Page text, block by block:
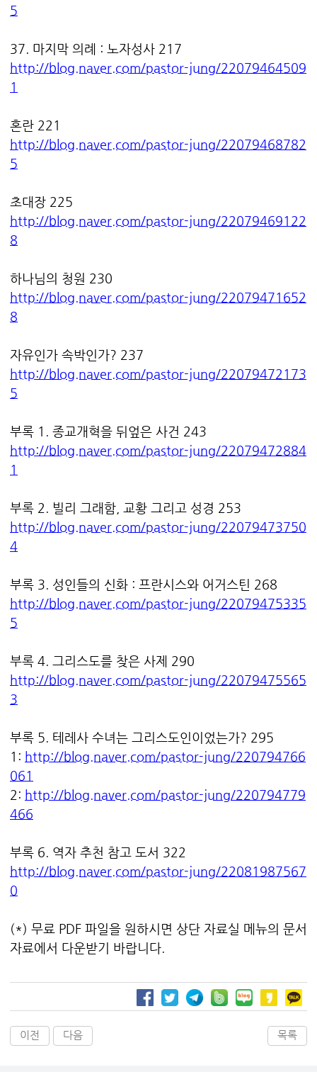
5
37. 마지막 의례 : 노자성사 217
http://blog.naver.com/pastor-jung/22079464509
1
혼란 221
http://blog.naver.com/pastor-jung/22079468782
5
초대장 225
http://blog.naver.com/pastor-jung/22079469122
8
하나님의 청원 230
http://blog.naver.com/pastor-jung/22079471652
8
자유인가 속박인가? 237
http://blog.naver.com/pastor-jung/22079472173
5
부록 1. 종교개혁을 뒤엎은 사건 243
http://blog.naver.com/pastor-jung/22079472884
1
부록 2. 빌리 그래함, 교황 그리고 성경 253
http://blog.naver.com/pastor-jung/22079473750
4
부록 3. 성인들의 신화 : 프란시스와 어거스틴 268
http://blog.naver.com/pastor-jung/22079475335
5
부록 4. 그리스도를 찾은 사제 290
http://blog.naver.com/pastor-jung/22079475565
3
부록 5. 테레사 수녀는 그리스도인이었는가? 295
1: http://blog.naver.com/pastor-jung/220794766
061
2: http://blog.naver.com/pastor-jung/220794779
466
부록 6. 역자 추천 참고 도서 322
http://blog.naver.com/pastor-jung/22081987567
0
(*) 무료 PDF 파일을 원하시면 상단 자료실 메뉴의 문서
자료에서 다운받기 바랍니다.
이전 다음 목록